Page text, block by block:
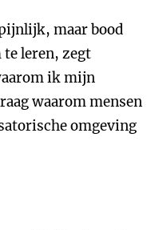
maar bood
te leren, zegt
ik mijn
waarom mensen
omgeving